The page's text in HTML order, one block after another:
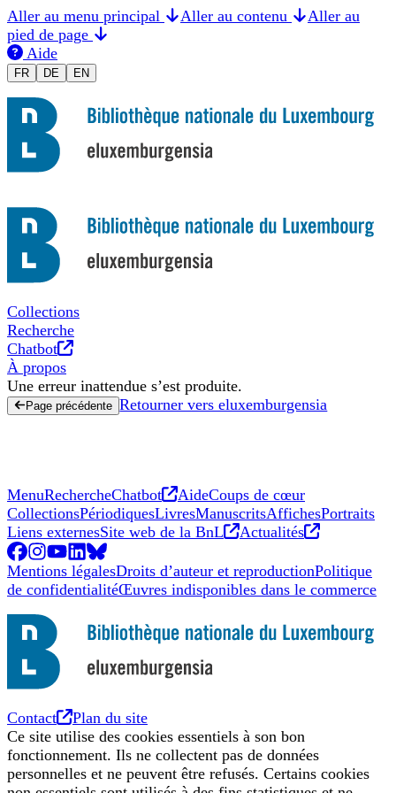
Aller au menu principal Aller au contenu
Aller au
pied de page
Aide
FRChanger la langue en Français
DE Sprache auf Deutsch ändern
ENSwitch to English
Collections
Recherche
Chatbot
Nouvel onglet
À propos
Une erreur inattendue s’est produite.
Page précédente Retourner vers eluxemburgensia
MenuRechercheChatbot Nouvel onglet
AideCoups de cœur
CollectionsPériodiquesLivresManuscritsAffichesPortraits
Liens externesSite web de la BnL Nouvel onglet
Actualités
Nouvel
Facebook
Nouvel onglet
Instagram
Nouvel onglet
YouTube
Nouvel onglet
LinkedIn
Nouvel onglet
BlueSky
Nouvel onglet
Mentions légalesDroits d’auteur et reproductionPolitique
de confidentialitéŒuvres indisponibles dans le commerce
Contact Nouvel onglet
Plan du site
Ce site utilise des cookies essentiels à son bon
fonctionnement. Ils ne collectent pas de données
personnelles et ne peuvent être refusés. Certains cookies